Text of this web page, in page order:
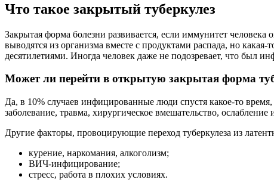
Что такое закрытый туберкулез
Закрытая форма болезни развивается, если иммунитет человека
выводятся из организма вместе с продуктами распада, но
десятилетиями. Иногда человек даже не подозревает, что был
Может ли перейти в открытую закрытая форма
Да, в 10% случаев инфицированные люди спустя какое-то
заболевание, травма, хирургическое вмешательство,
Другие факторы, провоцирующие переход туберкулеза из
курение, наркомания, алкоголизм;
ВИЧ-инфицирование;
стресс, работа в плохих условиях.